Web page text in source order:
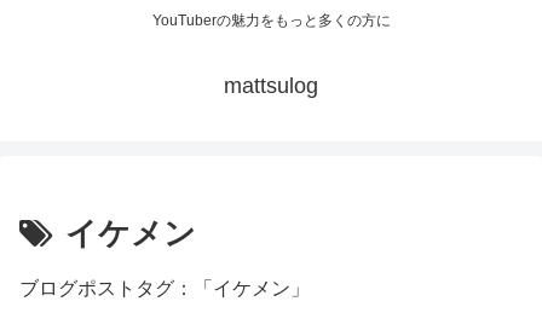
YouTuberの魅力をもっと多くの方に
mattsulog
イケメン
ブログポストタグ：「イケメン」